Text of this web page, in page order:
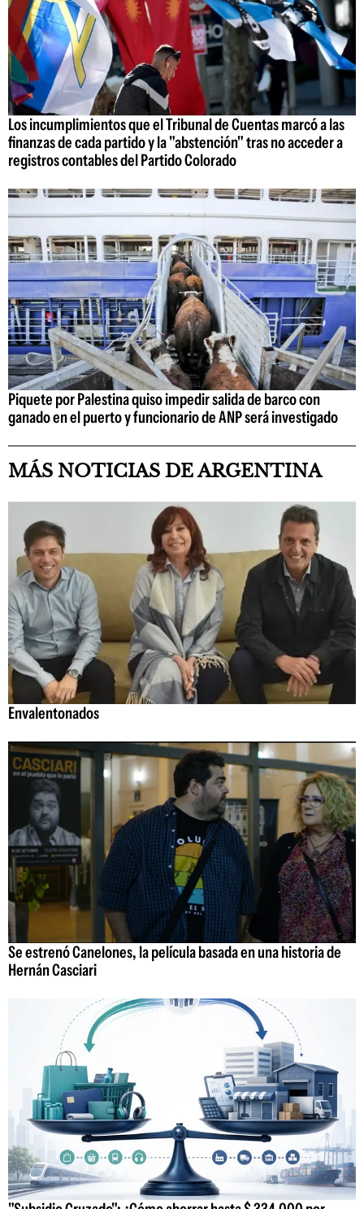
Los incumplimientos que el Tribunal de Cuentas marcó a las
finanzas de cada partido y la "abstención" tras no acceder a
registros contables del Partido Colorado
Piquete por Palestina quiso impedir salida de barco con
ganado en el puerto y funcionario de ANP será investigado
MÁS NOTICIAS DE ARGENTINA
Envalentonados
Se estrenó Canelones, la película basada en una historia de
Hernán Casciari